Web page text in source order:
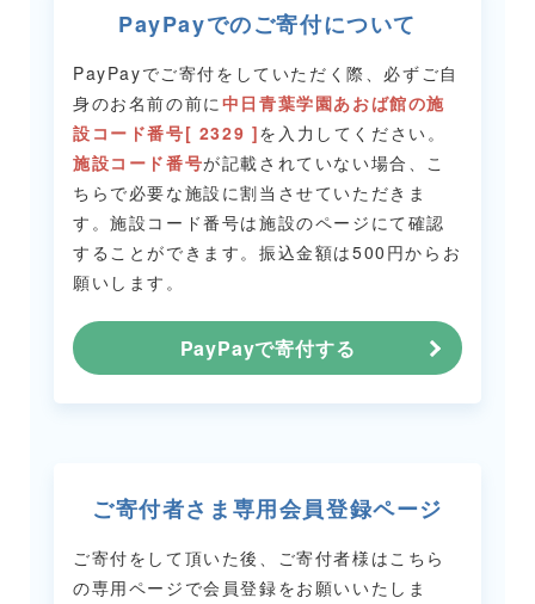
PayPayでのご寄付について
PayPayでご寄付をしていただく際、必ずご自
身のお名前の前に中日青葉学園あおば館の施
設コード番号[ 2329 ]を入力してください。
施設コード番号が記載されていない場合、こ
ちらで必要な施設に割当させていただきま
す。施設コード番号は施設のページにて確認
することができます。 振込金額は500円からお
願いします。
PayPayで寄付する
ご寄付者さま専用会員登録ページ
ご寄付をして頂いた後、ご寄付者様はこちら
の専用ページで会員登録をお願いいたしま